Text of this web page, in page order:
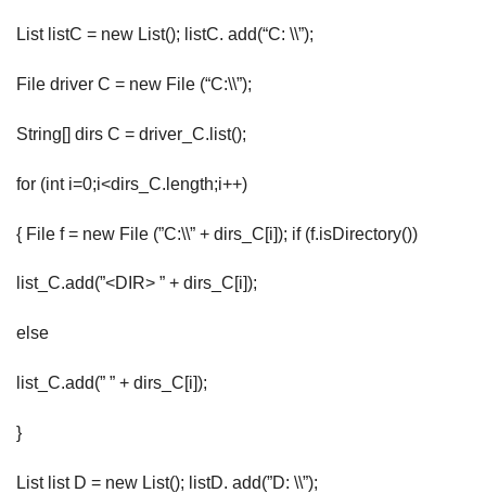
List listC = new List(); listC. add(“C: \\”);
File driver C = new File (“C:\\”);
String[] dirs C = driver_C.list();
for (int i=0;i<dirs_C.length;i++)
{ File f = new File (”C:\\” + dirs_C[i]); if (f.isDirectory())
list_C.add(”<DIR> ” + dirs_C[i]);
else
list_C.add(” ” + dirs_C[i]);
}
List list D = new List(); listD. add(”D: \\”);